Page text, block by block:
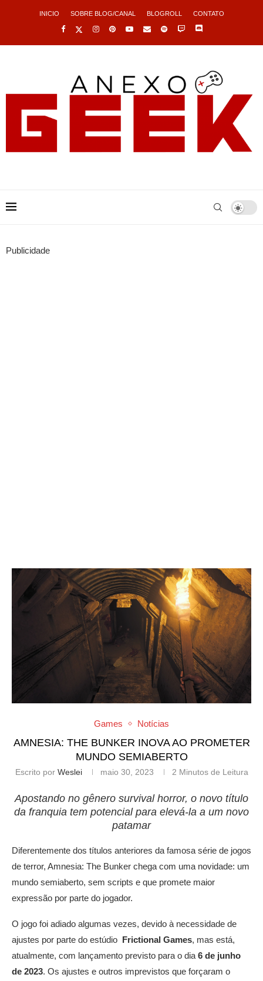
INICIO SOBRE BLOG/CANAL BLOGROLL CONTATO
Publicidade
Games Notícias
AMNESIA: THE BUNKER INOVA AO PROMETER
MUNDO SEMIABERTO
Escrito por Weslei maio 30, 2023 2 Minutos de Leitura
Apostando no gênero survival horror, o novo título
da franquia tem potencial para elevá-la a um novo
patamar
Diferentemente dos títulos anteriores da famosa série de jogos
de terror, Amnesia: The Bunker chega com uma novidade: um
mundo semiaberto, sem scripts e que promete maior
expressão por parte do jogador.
O jogo foi adiado algumas vezes, devido à necessidade de
ajustes por parte do estúdio Frictional Games, mas está,
atualmente, com lançamento previsto para o dia 6 de junho
de 2023. Os ajustes e outros imprevistos que forçaram o